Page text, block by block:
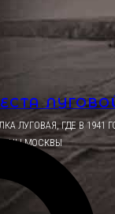
ЛУГОВАЯ, ГДЕ В 1941
МОСКВЫ